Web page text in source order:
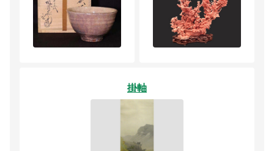
掛軸